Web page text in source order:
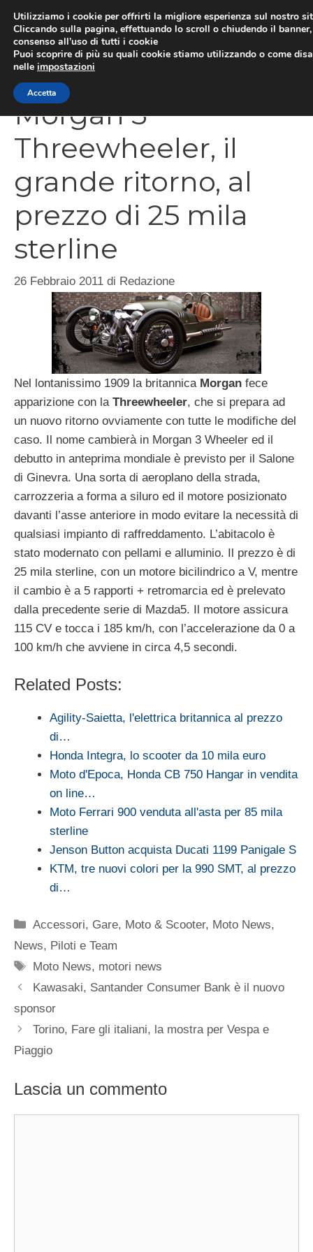
contenuto
Morgan 3
Threewheeler, il
grande ritorno, al
prezzo di 25 mila
sterline
26 Febbraio 2011 di Redazione
Nel lontanissimo 1909 la britannica Morgan fece
apparizione con la Threewheeler, che si prepara ad
un nuovo ritorno ovviamente con tutte le modifiche del
caso. Il nome cambierà in Morgan 3 Wheeler ed il
debutto in anteprima mondiale è previsto per il Salone
di Ginevra. Una sorta di aeroplano della strada,
carrozzeria a forma a siluro ed il motore posizionato
davanti l’asse anteriore in modo evitare la necessità di
qualsiasi impianto di raffreddamento. L’abitacolo è
stato modernato con pellami e alluminio. Il prezzo è di
25 mila sterline, con un motore bicilindrico a V, mentre
il cambio è a 5 rapporti + retromarcia ed è prelevato
dalla precedente serie di Mazda5. Il motore assicura
115 CV e tocca i 185 km/h, con l’accelerazione da 0 a
100 km/h che avviene in circa 4,5 secondi.
Related Posts:
Agility-Saietta, l'elettrica britannica al prezzo
di…
Honda Integra, lo scooter da 10 mila euro
Moto d'Epoca, Honda CB 750 Hangar in vendita
on line…
Moto Ferrari 900 venduta all'asta per 85 mila
sterline
Jenson Button acquista Ducati 1199 Panigale S
KTM, tre nuovi colori per la 990 SMT, al prezzo
di…
Categorie
Accessori, Gare, Moto & Scooter, Moto News,
News, Piloti e Team
Tag
Moto News, motori news
Kawasaki, Santander Consumer Bank è il nuovo
sponsor
Torino, Fare gli italiani, la mostra per Vespa e
Piaggio
Lascia un commento
Utilizziamo i cookie per offrirti la migliore esperienza sul nostro
Cliccando sulla pagina, effettuando lo scroll o chiudendo il
consenso all’uso di tutti i cookie
Puoi scoprire di più su quali cookie stiamo utilizzando o come
nelle impostazioni
Accetta